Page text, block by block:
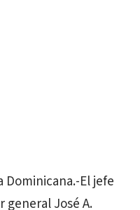
Dominicana.-El jefe
general José A.